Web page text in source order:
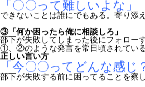
人間性を否定するような発言ですね
正しい言い方
「〇〇って難しいよな」
できないことは誰にでもある。寄り添え
③「何か困ったら俺に相談しろ」
部下が失敗してしまった後にフォロー
①、②のような発言を常日頃されてい
正しい言い方
「今〇〇ってどんな感じ